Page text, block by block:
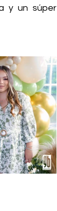
y un súper